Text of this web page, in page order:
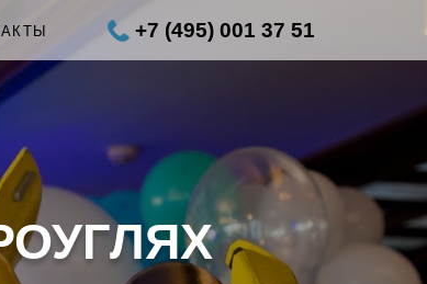
+7 (495) 001 37 51